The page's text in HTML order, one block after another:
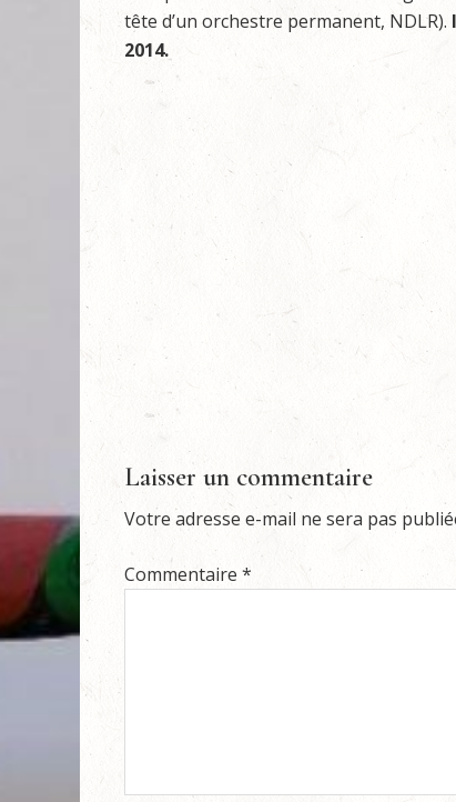
tête d’un orchestre permanent, NDLR).
2014.
Laisser un commentaire
Votre adresse e-mail ne sera pas
Commentaire*